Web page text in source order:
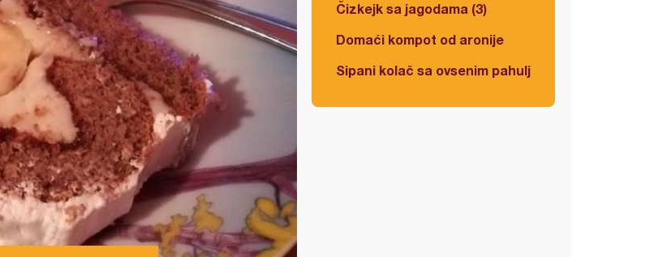
Čizkejk sa jagodama (3)
Domaći kompot od aronije
Sipani kolač sa ovsenim pahuljicama i višnjama